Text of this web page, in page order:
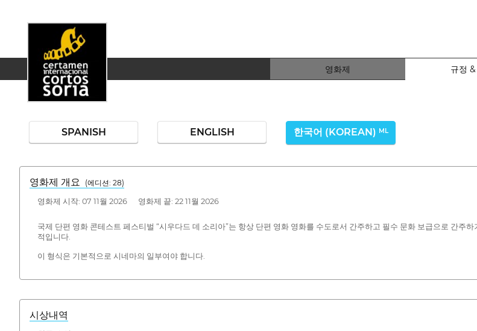
영화제 규정
SPANISH ENGLISH 한국어 (KOREAN) ML
영화제 개요 (에디션: 28)
영화제 시작: 07 11월 2026 영화제 끝: 22 11월 2026
국제 단편 영화 콘테스트 페스티벌 “시우다드 데 소리아”는 항상 단편 영화 영화를 수도로서 간주하고 필수 문화 보급으로 간주
적입니다.
이 형식은 기본적으로 시네마의 일부여야 합니다.
시상내역